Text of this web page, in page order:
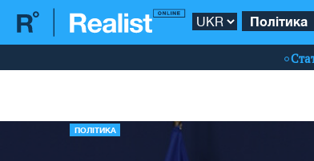
Політика
ПОЛІТИКА